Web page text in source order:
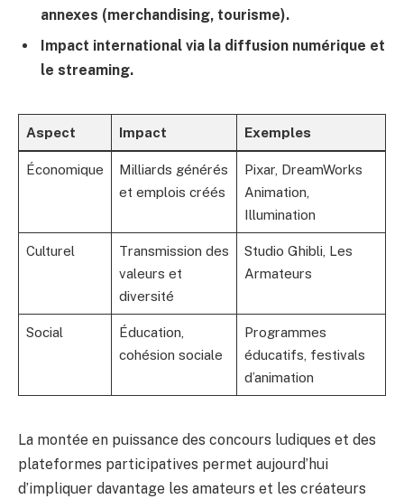
annexes (merchandising, tourisme).
Impact international via la diffusion numérique et
le streaming.
Aspect Impact Exemples
Économique
Milliards générés
et emplois créés
Pixar, DreamWorks
Animation,
Illumination
Culturel
Transmission des
valeurs et
diversité
Studio Ghibli, Les
Armateurs
Social
Éducation,
cohésion sociale
Programmes
éducatifs, festivals
d’animation
La montée en puissance des concours ludiques et des
plateformes participatives permet aujourd’hui
d’impliquer davantage les amateurs et les créateurs